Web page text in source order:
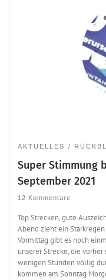
AKTUELLES
Super Stimmung
September 2021
12 Kommentare
Top Strecken, gute
Abend zieht ein
Vormittag gibt es noch
unserer Strecke, die
wenigen Stunden völlig
kommen am Sonntag